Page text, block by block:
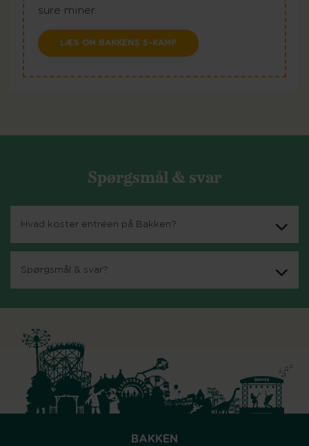
sure miner.
LÆS OM BAKKENS 5-KAMP
Spørgsmål & svar
Hvad koster entréen på Bakken?
Spørgsmål & svar?
BAKKEN